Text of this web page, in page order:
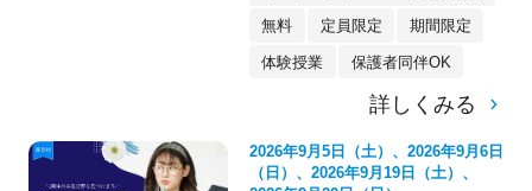
無料 定員限定 期間限定
体験授業 保護者同伴OK
詳しくみる
2026年9月5日（土）、2026年9月6日
（日）、2026年9月19日（土）、